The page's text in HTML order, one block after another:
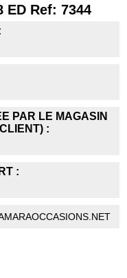
ED Ref: 7344
PAR LE MAGASIN
:
: